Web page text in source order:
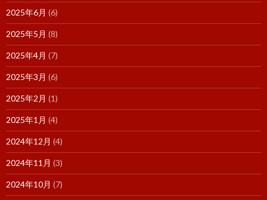
2025年6月 (6)
2025年5月 (8)
2025年4月 (7)
2025年3月 (6)
2025年2月 (1)
2025年1月 (4)
2024年12月 (4)
2024年11月 (3)
2024年10月 (7)